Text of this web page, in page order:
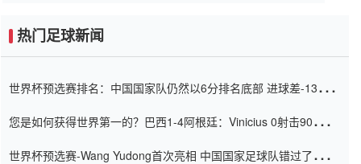
热门足球新闻
世界杯预选赛排名：中国国家队仍然以6分排名底部 进球差-13令人
您是如何获得世界第一的？巴西1-4阿根廷：Vinicius 0射击90分钟
世界杯预选赛-Wang Yudong首次亮相 中国国家足球队错过了世界